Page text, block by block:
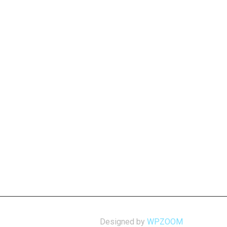
Designed by WPZOOM